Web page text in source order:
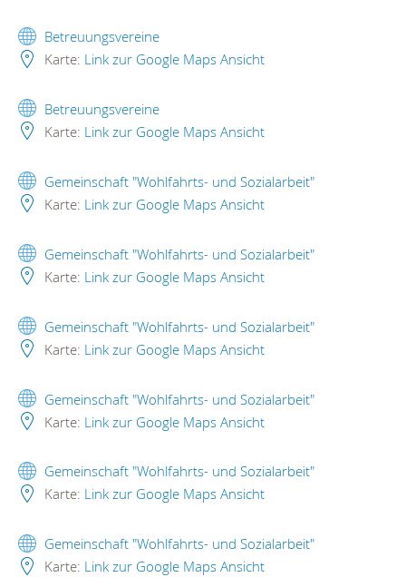
Betreuungsvereine
Karte: Link zur Google Maps Ansicht
Betreuungsvereine
Karte: Link zur Google Maps Ansicht
Gemeinschaft "Wohlfahrts- und Sozialarbeit"
Karte: Link zur Google Maps Ansicht
Gemeinschaft "Wohlfahrts- und Sozialarbeit"
Karte: Link zur Google Maps Ansicht
Gemeinschaft "Wohlfahrts- und Sozialarbeit"
Karte: Link zur Google Maps Ansicht
Gemeinschaft "Wohlfahrts- und Sozialarbeit"
Karte: Link zur Google Maps Ansicht
Gemeinschaft "Wohlfahrts- und Sozialarbeit"
Karte: Link zur Google Maps Ansicht
Gemeinschaft "Wohlfahrts- und Sozialarbeit"
Karte: Link zur Google Maps Ansicht